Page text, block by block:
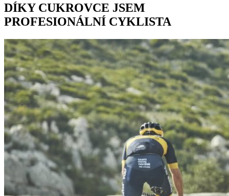
DÍKY CUKROVCE JSEM
PROFESIONÁLNÍ CYKLISTA